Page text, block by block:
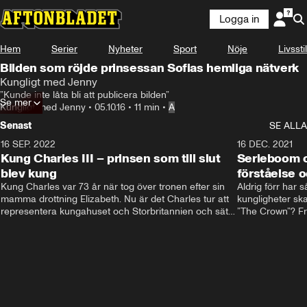
Logga in
Hem Serier Nyheter Sport Nöje Livsstil
Bilden som röjde prinsessan Sofias hemliga nätverk
Kungligt med Jenny
”Kunde inte låta bli att publicera bilden”
Kungligt med Jenny • 05.10.16 • 11 min • A
Se mer
Senast
SE ALLA
16 SEP. 2022
Kung Charles III – prinsen som till slut
blev kung
Kung Charles var 73 år när tog över tronen efter sin
mamma drottning Elizabeth. Nu är det Charles tur att
representera kungahuset och Storbritannien och sätta
16 DEC. 2021
Serieboom
förståelse
Aldrig förr har
kungligheter
”The Crown”?